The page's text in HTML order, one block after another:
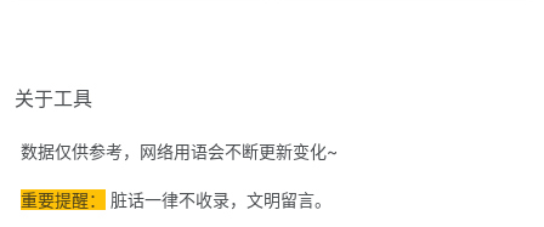
关于工具
数据仅供参考，网络用语会不断更新变化~
重要提醒： 脏话一律不收录，文明留言。